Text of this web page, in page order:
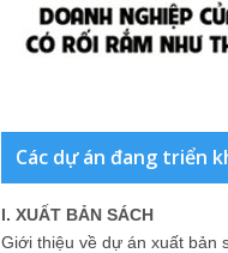
Các dự án đang triển
I. XUẤT BẢN SÁCH
Giới thiệu về dự án xuất bản